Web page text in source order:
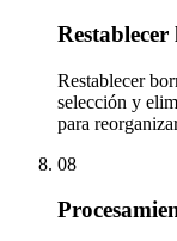
Restablecer
Restablecer
selección y
para
08